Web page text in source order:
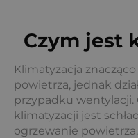
Czym jest
Klimatyzacja
powietrza, jednak
przypadku wentylacji.
klimatyzacji jest
ogrzewanie